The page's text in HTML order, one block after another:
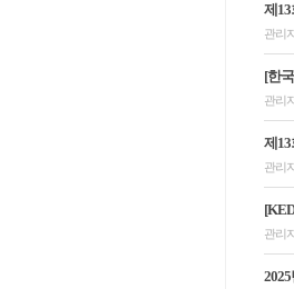
제
관리
[한
관리
제
관리
관리